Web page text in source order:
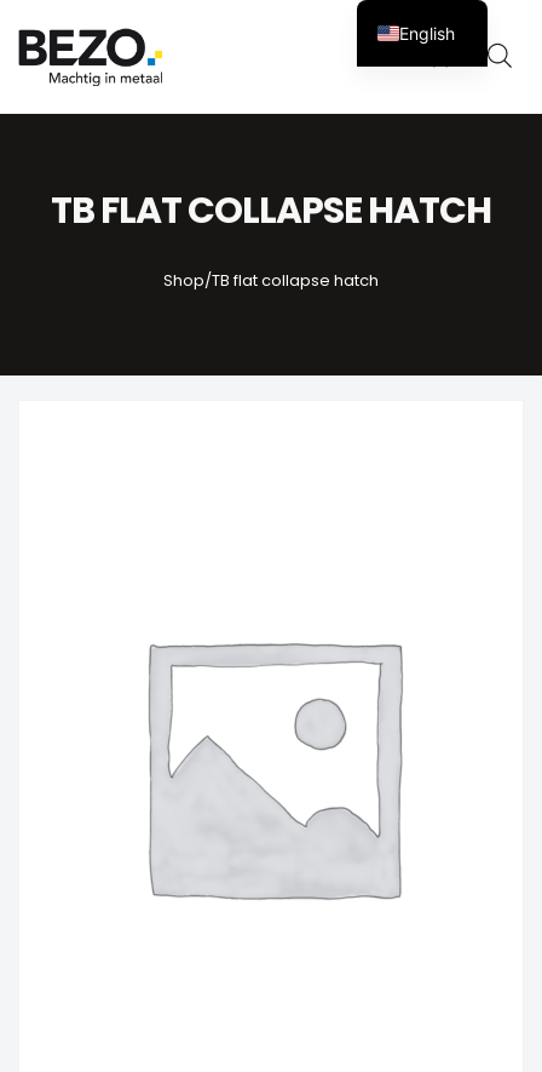
Cart
0
TB FLAT COLLAPSE HATCH
Shop/TB flat collapse hatch
English